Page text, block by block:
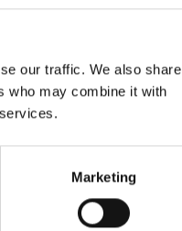
our traffic. We also share
who may combine it with
Marketing